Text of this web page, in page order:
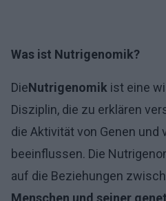
Was ist Nutrigenomik?
DieNutrigenomik ist eine
Disziplin, die zu erklären
die Aktivität von Genen und
beeinflussen. Die
auf die Beziehungen
Menschen und seiner